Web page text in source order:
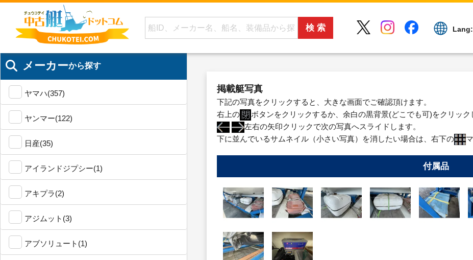
Lang:
メーカーから探す
ヤマハ(357)
ヤンマー(122)
日産(35)
アイランドジプシー(1)
アキプラ(2)
アジムット(3)
アブソリュート(1)
掲載艇写真
下記の写真をクリックすると、大きな画面でご確認頂けます。
右上の
ボタンをクリックするか、余白の黒背景(どこでも可)をクリック
左右の矢印クリックで次の写真へスライドします。
下に並んでいるサムネイル（小さい写真）を消したい場合は、右下の
付属品